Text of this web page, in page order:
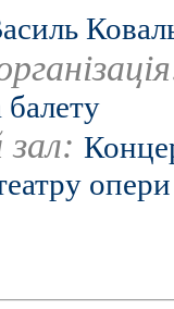
балету